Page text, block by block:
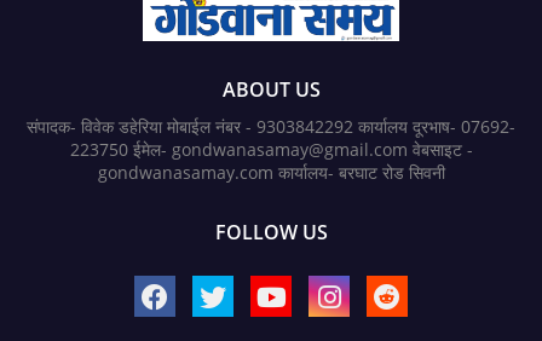
ABOUT US
संपादक- विवेक डहेरिया मोबाईल नंबर - 9303842292 कार्यालय दूरभाष- 07692-
223750 ईमेल- gondwanasamay@gmail.com वेबसाइट -
gondwanasamay.com कार्यालय- बरघाट रोड सिवनी
FOLLOW US